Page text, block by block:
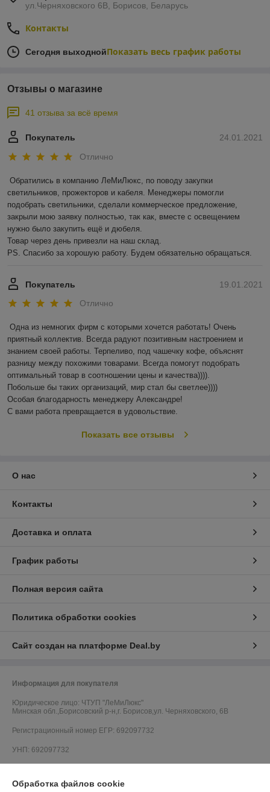
ул.Черняховского 6В, Борисов, Беларусь
Контакты
Сегодня выходнойПоказать весь график работы
Отзывы о магазине
41 отзыва за всё время
24.01.2021
Покупатель
Отлично
Обратились в компанию ЛеМиЛюкс, по поводу закупки
светильников, прожекторов и кабеля. Менеджеры помогли
подобрать светильники, сделали коммерческое предложение,
закрыли мою заявку полностью, так как, вместе с освещением
нужно было закупить ещё и дюбеля.
Товар через день привезли на наш склад.
PS. Спасибо за хорошую работу. Будем обязательно обращаться.
19.01.2021
Покупатель
Отлично
Одна из немногих фирм с которыми хочется работать! Очень
приятный коллектив. Всегда радуют позитивным настроением и
знанием своей работы. Терпеливо, под чашечку кофе, объяснят
разницу между похожими товарами. Всегда помогут подобрать
оптимальный товар в соотношении цены и качества)))).
Побольше бы таких организаций, мир стал бы светлее))))
Особая благодарность менеджеру Александре!
С вами работа превращается в удовольствие.
Показать все отзывы
О нас
Контакты
Доставка и оплата
График работы
Полная версия сайта
Политика обработки cookies
Сайт создан на платформе Deal.by
Информация для покупателя
Юридическое лицо: ЧТУП "ЛеМиЛюкс"
Минская обл.,Борисовский р-н,г. Борисов,ул. Черняховского, 6В
Регистрационный номер ЕГР: 692097732
УНП: 692097732
Обработка файлов cookie